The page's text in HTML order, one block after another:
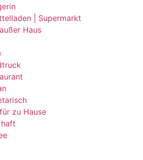
| Supermarkt
Haus
zu Hause